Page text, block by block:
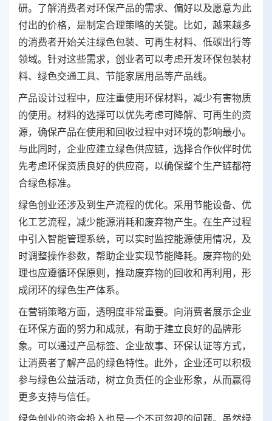
研。了解消费者对环保产品的需求、偏好以及愿意为此
付出的价格，是制定合理策略的关键。比如，越来越多
的消费者开始关注绿色包装、可再生材料、低碳出行等
领域。针对这些需求，创业者可以考虑开发环保包装材
料、绿色交通工具、节能家居用品等产品线。
产品设计过程中，应注重使用环保材料，减少有害物质
的使用。材料的选择可以优先考虑可降解、可再生的资
源，确保产品在使用和回收过程中对环境的影响最小。
与此同时，企业应建立绿色供应链，选择合作伙伴时优
先考虑环保资质良好的供应商，以确保整个生产链都符
合绿色标准。
绿色创业还涉及到生产流程的优化。采用节能设备、优
化工艺流程，减少能源消耗和废弃物产生。在生产过程
中引入智能管理系统，可以实时监控能源使用情况，及
时调整操作参数，帮助企业实现节能降耗。废弃物的处
理也应遵循环保原则，推动废弃物的回收和再利用，形
成闭环的绿色生产体系。
在营销策略方面，透明度非常重要。向消费者展示企业
在环保方面的努力和成就，有助于建立良好的品牌形
象。可以通过产品标签、企业故事、环保认证等方式，
让消费者了解产品的绿色特性。此外，企业还可以积极
参与绿色公益活动，树立负责任的企业形象，从而赢得
更多支持与信任。